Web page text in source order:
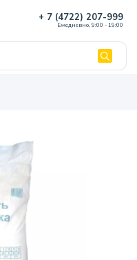
+ 7 (4722) 207-999
Ежедневно, 9:00 - 19:00